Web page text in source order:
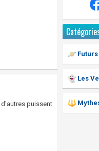
Futurs
Les
puissent